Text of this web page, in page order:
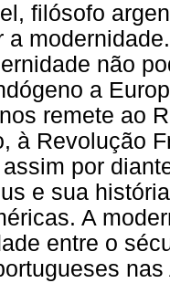
filósofo
a
não
a
remete ao
à Revolução
por
e sua
A
entre o